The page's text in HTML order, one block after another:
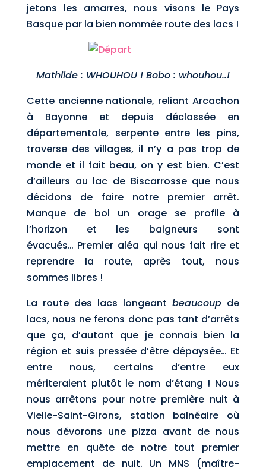
jetons les amarres, nous visons le Pays
Basque par la bien nommée route des lacs !
Mathilde : WHOUHOU ! Bobo : whouhou..!
Cette ancienne nationale, reliant Arcachon
à Bayonne et depuis déclassée en
départementale, serpente entre les pins,
traverse des villages, il n’y a pas trop de
monde et il fait beau, on y est bien. C’est
d’ailleurs au lac de Biscarrosse que nous
décidons de faire notre premier arrêt.
Manque de bol un orage se profile à
l’horizon et les baigneurs sont
évacués… Premier aléa qui nous fait rire et
reprendre la route, après tout, nous
sommes libres !
La route des lacs longeantbeaucoup de
lacs, nous ne ferons donc pas tant d’arrêts
que ça, d’autant que je connais bien la
région et suis pressée d’être dépaysée… Et
entre nous, certains d’entre eux
mériteraient plutôt le nom d’étang ! Nous
nous arrêtons pour notre première nuit à
Vielle-Saint-Girons, station balnéaire où
nous dévorons une pizza avant de nous
mettre en quête de notre tout premier
emplacement de nuit. Un MNS (maître-